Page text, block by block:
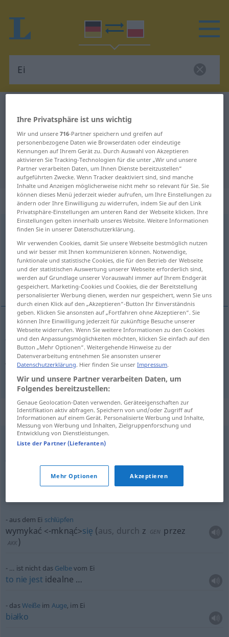
Deutsch-Polnisch Übersetzung für
"Ei"
"Ei" Polnisch Übersetzung
„Ei“: Neutrum, sächlich
n <-[e]s; -er>
Übersicht aller Übersetzungen
(Für mehr Details die Übersetzung anklicken/antippen)
jajo, jajko, jajeczko
jajo,jajko Ei
jajeczko Eiklein
Beispielsätze für "Ei"
weichesodweichgekochtes Ei
aus dem Ei schlüpfen
wymykać <-mknąć>się (aus, durch z GEN przez
AKK )
… ist nicht das Gelbevom Ei
to nie jest idealne …
dasWeiße im Auge, im Ei
białko
Ihre Privatsphäre ist uns wichtig
Wir und unsere716-Partner speichern und greifen auf
personenbezogene Daten wie Browserdaten oder eindeutige
Kennungen auf Ihrem Gerät zu. Durch Auswahl von Akzeptieren
aktivieren Sie Tracking-Technologien für die unter „Wir und unsere
Partner verarbeiten Daten, um Ihnen Dienste bereitzustellen“
aufgeführten Zwecke. Wenn Tracker deaktiviert sind, sind manche
Inhalte und Anzeigen möglicherweise nicht mehr so relevant für Sie. Sie
können dieses Menü jederzeit wieder aufrufen, um Ihre Einstellungen zu
ändern oder Ihre Einwilligung zu widerrufen, indem Sie auf den Link
Privatsphäre-Einstellungen am unteren Rand der Webseite klicken. Ihre
Einstellungen gelten innerhalb unseres Website. Weitere Informationen
finden Sie in unserer Datenschutzerklärung.
Wir verwenden Cookies, damit Sie unsere Webseite bestmöglich nutzen
und wir besser mit Ihnen kommunizieren können. Notwendige,
funktionale und statistische Cookies, die für den Betrieb der Webseite
und der statistischen Auswertung unserer Webseite erforderlich sind,
werden auf Grundlage unserer Vorauswahl immer auf Ihrem Endgerät
gespeichert. Marketing-Cookies und Cookies, die der Bereitstellung
personalisierter Werbung dienen, werden nur gespeichert, wenn Sie uns
durch einen Klick auf den „Akzeptieren“-Button Ihr Einverständnis
geben. Klicken Sie ansonsten auf „Fortfahren ohne Akzeptieren“. Sie
können Ihre Einwilligung jederzeit für zukünftige Besuche unserer
Webseite widerrufen. Wenn Sie weitere Informationen zu den Cookies
und den Anpassungsmöglichkeiten möchten, klicken Sie einfach auf den
Button „Mehr Optionen“. Weitergehende Hinweise zu der
Datenverarbeitung entnehmen Sie ansonsten unserer
Datenschutzerklärung. Hier finden Sie unserImpressum.
Wir und unsere Partner verarbeiten Daten, um
Folgendes bereitzustellen:
Genaue Geolocation-Daten verwenden. Geräteeigenschaften zur
Identifikation aktiv abfragen. Speichern von und/oder Zugriff auf
Informationen auf einem Gerät. Personalisierte Werbung und Inhalte,
Messung von Werbung und Inhalten, Zielgruppenforschung und
Entwicklung von Dienstleistungen.
Liste der Partner (Lieferanten)
Mehr Optionen Akzeptieren